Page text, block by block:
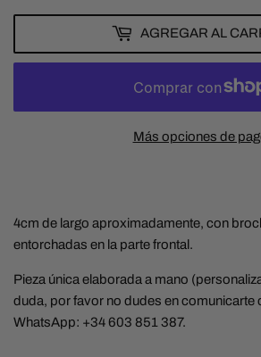
AGREGAR AL
Más opciones de
4cm de largo aproximadamente, con
entorchadas en la parte frontal.
Pieza única elaborada a mano
duda, por favor no dudes en comunicarte
WhatsApp: +34 603 851 387.